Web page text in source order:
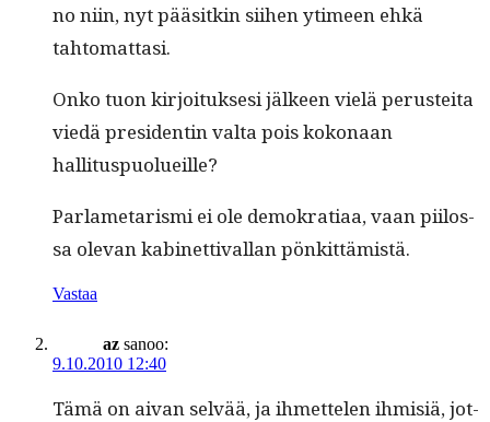
no niin, nyt pääsitkin siihen ytimeen ehkä
tahtomattasi.
Onko tuon kir­joituk­sesi jäl­keen vielä perustei­ta
viedä pres­i­dentin val­ta pois kokon­aan
hallituspuolueille?
Par­lametaris­mi ei ole demokra­ti­aa, vaan piilos­
sa ole­van kabi­net­ti­val­lan pönkittämistä.
Vastaa
az sanoo:
9.10.2010 12:40
Tämä on aivan selvää, ja ihmette­len ihmisiä, jot­